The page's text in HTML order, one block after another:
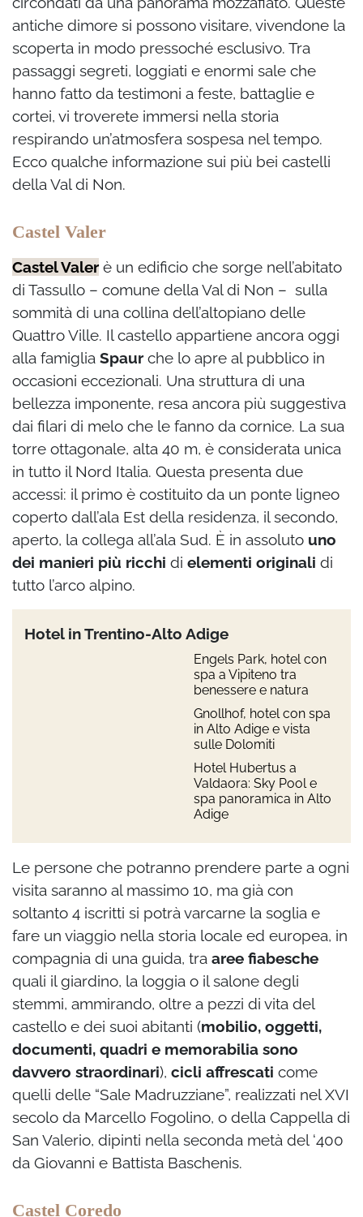
antiche dimore si possono visitare, vivendone la
scoperta in modo pressoché esclusivo. Tra
passaggi segreti, loggiati e enormi sale che
hanno fatto da testimoni a feste, battaglie e
cortei, vi troverete immersi nella storia
respirando un’atmosfera sospesa nel tempo.
Ecco qualche informazione sui più bei castelli
della Val di Non.
Castel Valer
Castel Valerè un edificio che sorge nell’abitato
di Tassullo – comune della Val di Non – sulla
sommità di una collina dell’altopiano delle
Quattro Ville. Il castello appartiene ancora oggi
alla famiglia Spaur che lo apre al pubblico in
occasioni eccezionali. Una struttura di una
bellezza imponente, resa ancora più suggestiva
dai filari di melo che le fanno da cornice. La sua
torre ottagonale, alta 40 m, è considerata unica
in tutto il Nord Italia. Questa presenta due
accessi: il primo è costituito da un ponte ligneo
coperto dall’ala Est della residenza, il secondo,
aperto, la collega all’ala Sud. È in assoluto uno
dei manieri più ricchi di elementi originali di
tutto l’arco alpino.
Hotel in Trentino-Alto Adige
Engels Park, hotel con
spa a Vipiteno tra
benessere e natura
Gnollhof, hotel con spa
in Alto Adige e vista
sulle Dolomiti
Hotel Hubertus a
Valdaora: Sky Pool e
spa panoramica in Alto
Adige
Le persone che potranno prendere parte a ogni
visita saranno al massimo 10, ma già con
soltanto 4 iscritti si potrà varcarne la soglia e
fare un viaggio nella storia locale ed europea, in
compagnia di una guida, tra aree fiabesche
quali il giardino, la loggia o il salone degli
stemmi, ammirando, oltre a pezzi di vita del
castello e dei suoi abitanti (mobilio, oggetti,
documenti, quadri e memorabilia sono
davvero straordinari), cicli affrescati come
quelli delle “Sale Madruzziane”, realizzati nel XVI
secolo da Marcello Fogolino, o della Cappella di
San Valerio, dipinti nella seconda metà del ‘400
da Giovanni e Battista Baschenis.
Castel Coredo